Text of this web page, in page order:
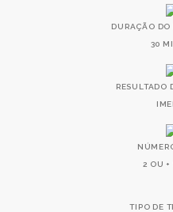
DURAÇÃO DO
30
RESULTADO
2 OU +
TIPO DE